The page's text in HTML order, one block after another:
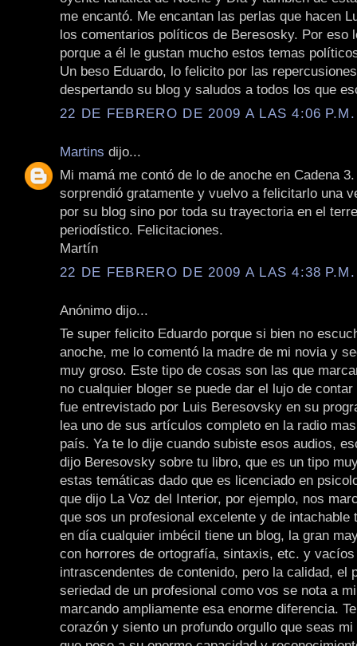
me encantó. Me encantan las perlas que hacen
los comentarios políticos de Beresosky. Por eso
porque a él le gustan mucho estos temas
Un beso Eduardo, lo felicito por las
despertando su blog y saludos a todos los que
22 DE FEBRERO DE 2009 A LAS 4:06 P.M.
Martins dijo...
Mi mamá me contó de lo de anoche en Cadena
sorprendió gratamente y vuelvo a felicitarlo una
por su blog sino por toda su trayectoria en el
periodístico. Felicitaciones.
Martín
22 DE FEBRERO DE 2009 A LAS 4:38 P.M.
Anónimo dijo...
Te super felicito Eduardo porque si bien no
anoche, me lo comentó la madre de mi novia y
muy groso. Este tipo de cosas son las que
no cualquier bloger se puede dar el lujo de
fue entrevistado por Luis Beresovsky en su
lea uno de sus artículos completo en la radio
país. Ya te lo dije cuando subiste esos audios,
dijo Beresovsky sobre tu libro, que es un tipo
estas temáticas dado que es licenciado en
que dijo La Voz del Interior, por ejemplo, nos
que sos un profesional excelente y de intachable
en día cualquier imbécil tiene un blog, la gran
con horrores de ortografía, sintaxis, etc. y vacíos
intrascendentes de contenido, pero la calidad, el
seriedad de un profesional como vos se nota a
marcando ampliamente esa enorme diferencia.
corazón y siento un profundo orgullo que seas